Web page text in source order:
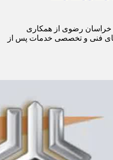
رضوی از همکاری
فنی و تخصصی خدمات پس از